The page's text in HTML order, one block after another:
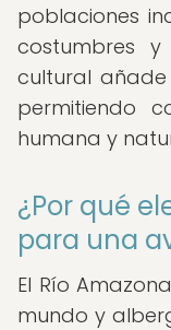
poblaciones
costumbres y
cultural
permitiendo
humana y
¿Por qué
para una
El Río
mundo y